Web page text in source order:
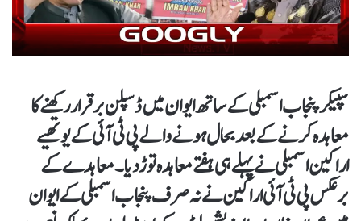
سپیکر پنجاب اسمبلی کے ساتھ ایوان میں ڈسپلن برقرار رکھنے کا
معاہدہ کرنے کے بعد بحال ہونے والے پی ٹی آئی کے یوتھیے
اراکین اسمبلی نے پہلے ہی ہفتے معاہدہ توڑ دیا۔ معاہدے کے
برعکس پی ٹی آئی اراکین نے نہ صرف پنجاب اسمبلی کے ایوان